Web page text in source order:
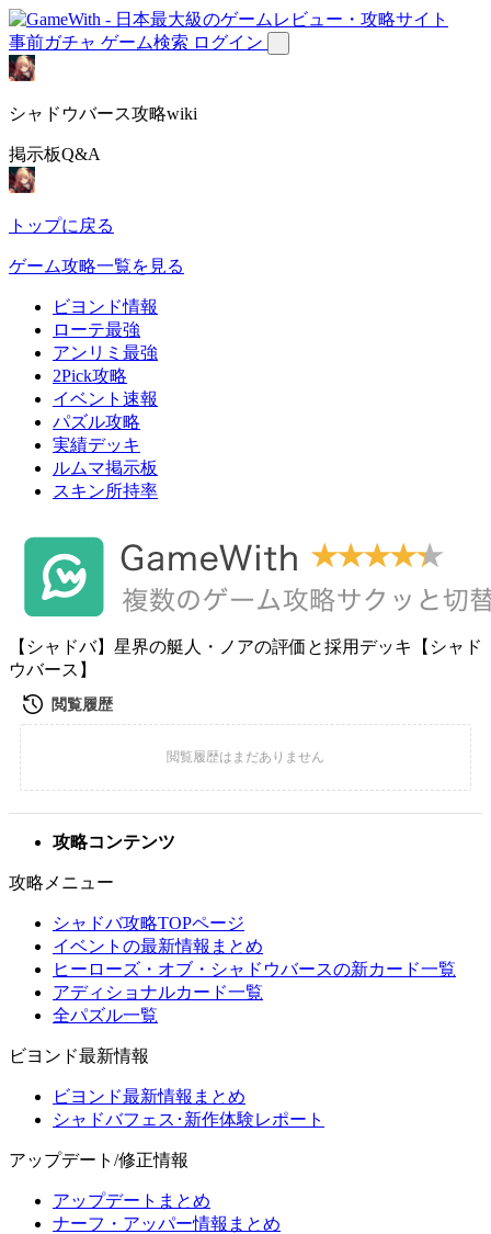
事前ガチャ ゲーム検索 ログイン
シャドウバース攻略wiki
掲示板Q&A
トップに戻る
ゲーム攻略一覧を見る
ビヨンド情報
ローテ最強
アンリミ最強
2Pick攻略
イベント速報
パズル攻略
実績デッキ
ルムマ掲示板
スキン所持率
【シャドバ】星界の艇人・ノアの評価と採用デッキ【シャド
ウバース】
攻略コンテンツ
攻略メニュー
シャドバ攻略TOPページ
イベントの最新情報まとめ
ヒーローズ・オブ・シャドウバースの新カード一覧
アディショナルカード一覧
全パズル一覧
ビヨンド最新情報
ビヨンド最新情報まとめ
シャドバフェス･新作体験レポート
アップデート/修正情報
アップデートまとめ
ナーフ・アッパー情報まとめ